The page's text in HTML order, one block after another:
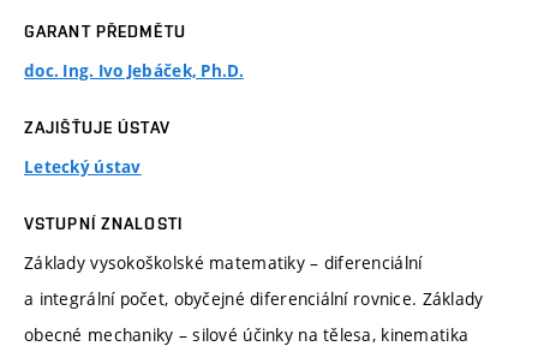
GARANT PŘEDMĚTU
doc. Ing. Ivo Jebáček, Ph.D.
ZAJIŠŤUJE ÚSTAV
Letecký ústav
VSTUPNÍ ZNALOSTI
Základy vysokoškolské matematiky – diferenciální
a integrální počet, obyčejné diferenciální rovnice. Základy
obecné mechaniky – silové účinky na tělesa, kinematika